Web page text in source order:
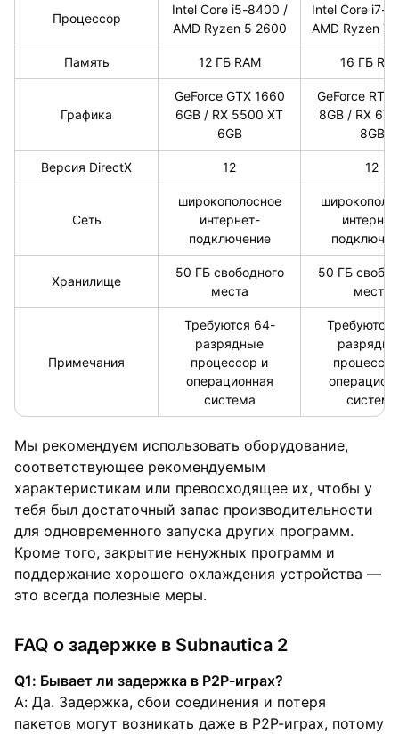
Процессор
Intel Core i5-8400 /
AMD Ryzen 5 2600
Intel Core i7-
AMD Ryzen 7
Память 12 ГБ RAM 16 ГБ
Графика
GeForce GTX 1660
6GB / RX 5500 XT
6GB
GeForce RTX
8GB / RX
8GB
Версия DirectX 12 12
Сеть
широкополосное
интернет-
подключение
Хранилище
50 ГБ свободного
места
50 ГБ
места
Примечания
Требуются 64-
разрядные
процессор и
операционная
система
Требуются
система
Мы рекомендуем использовать оборудование,
соответствующее рекомендуемым
характеристикам или превосходящее их, чтобы у
тебя был достаточный запас производительности
для одновременного запуска других программ.
Кроме того, закрытие ненужных программ и
поддержание хорошего охлаждения устройства —
это всегда полезные меры.
FAQ о задержке в Subnautica 2
Q1: Бывает ли задержка в P2P-играх?
A: Да. Задержка, сбои соединения и потеря
пакетов могут возникать даже в P2P-играх, потому